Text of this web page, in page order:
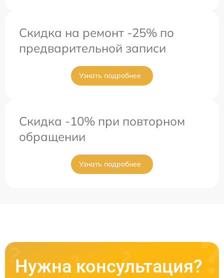
Скидка на ремонт -25% по
предварительной записи
Узнать подробнее
Скидка -10% при повторном
обращении
Узнать подробнее
Нужна консультация?